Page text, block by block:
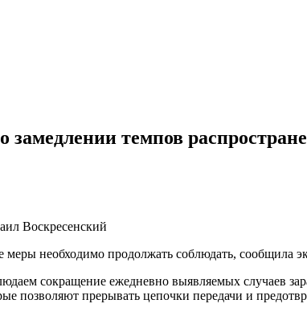
замедлении темпов
Воскресенский
меры необходимо продолжать соблюдать, сообщила
сокращение ежедневно выявляемых случаев
позволяют прерывать цепочки передачи и